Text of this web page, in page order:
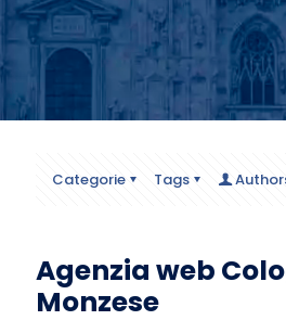
Categorie Tags
Agenzia web
Monzese